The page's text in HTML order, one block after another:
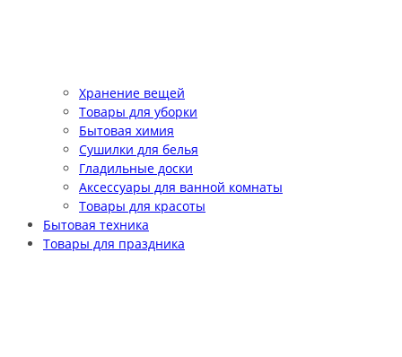
Хранение вещей
Товары для уборки
Бытовая химия
Сушилки для белья
Гладильные доски
Аксессуары для ванной комнаты
Товары для красоты
Бытовая техника
Товары для праздника